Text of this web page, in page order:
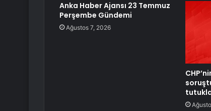
Anka Haber Ajansı 23 Temmuz
Perşembe Gündemi
Ağustos 7, 2026